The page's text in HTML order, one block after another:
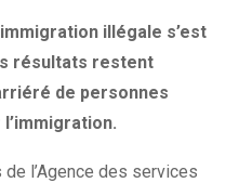
illégale s’est
résultats restent
de personnes
l’Agence des services